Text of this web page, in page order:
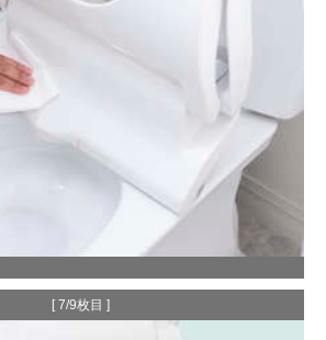
[ 7/9枚目 ]